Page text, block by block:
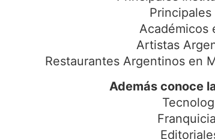
Académicos
Artistas
Restaurantes Argentinos en
Además conoce